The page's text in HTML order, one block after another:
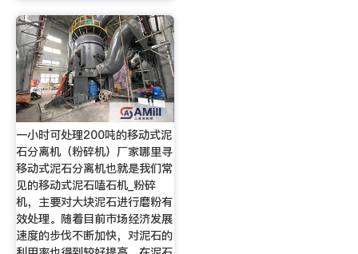
一小时可处理200吨的移动式泥
石分离机（粉碎机）厂家哪里寻
移动式泥石分离机也就是我们常
见的移动式泥石嗑石机_粉碎
机，主要对大块泥石进行磨粉有
效处理。随着目前市场经济发展
速度的步伐不断加快，对泥石的